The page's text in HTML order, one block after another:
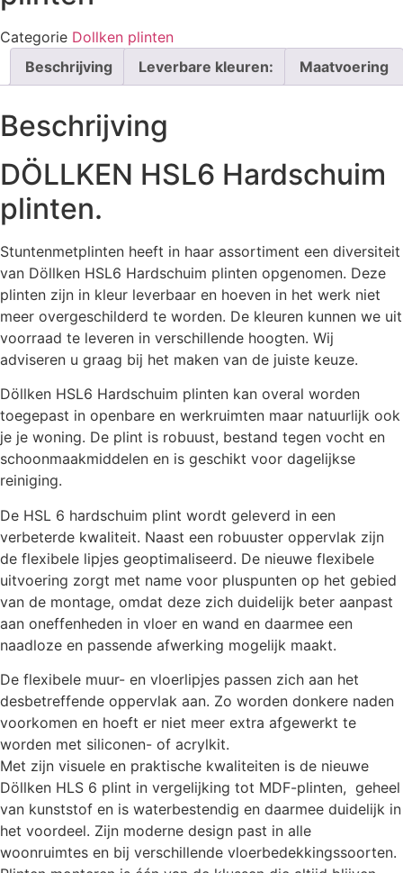
Categorie Dollken plinten
Beschrijving
Leverbare kleuren: Maatvoering
Beschrijving
DÖLLKEN HSL6 Hardschuim
plinten.
Stuntenmetplinten heeft in haar assortiment een diversiteit
van Döllken HSL6 Hardschuim plinten opgenomen. Deze
plinten zijn in kleur leverbaar en hoeven in het werk niet
meer overgeschilderd te worden. De kleuren kunnen we uit
voorraad te leveren in verschillende hoogten. Wij
adviseren u graag bij het maken van de juiste keuze.
Döllken HSL6 Hardschuim plinten kan overal worden
toegepast in openbare en werkruimten maar natuurlijk ook
je je woning. De plint is robuust, bestand tegen vocht en
schoonmaakmiddelen en is geschikt voor dagelijkse
reiniging.
De HSL 6 hardschuim plint wordt geleverd in een
verbeterde kwaliteit. Naast een robuuster oppervlak zijn
de flexibele lipjes geoptimaliseerd. De nieuwe flexibele
uitvoering zorgt met name voor pluspunten op het gebied
van de montage, omdat deze zich duidelijk beter aanpast
aan oneffenheden in vloer en wand en daarmee een
naadloze en passende afwerking mogelijk maakt.
De flexibele muur- en vloerlipjes passen zich aan het
desbetreffende oppervlak aan. Zo worden donkere naden
voorkomen en hoeft er niet meer extra afgewerkt te
worden met siliconen- of acrylkit.
Met zijn visuele en praktische kwaliteiten is de nieuwe
Döllken HLS 6 plint in vergelijking tot MDF-plinten, geheel
van kunststof en is waterbestendig en daarmee duidelijk in
het voordeel. Zijn moderne design past in alle
woonruimtes en bij verschillende vloerbedekkingssoorten.